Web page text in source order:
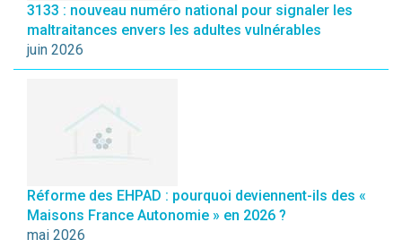
3133 : nouveau numéro national pour signaler les
maltraitances envers les adultes vulnérables
juin 2026
Réforme des EHPAD : pourquoi deviennent-ils des «
Maisons France Autonomie » en 2026 ?
mai 2026